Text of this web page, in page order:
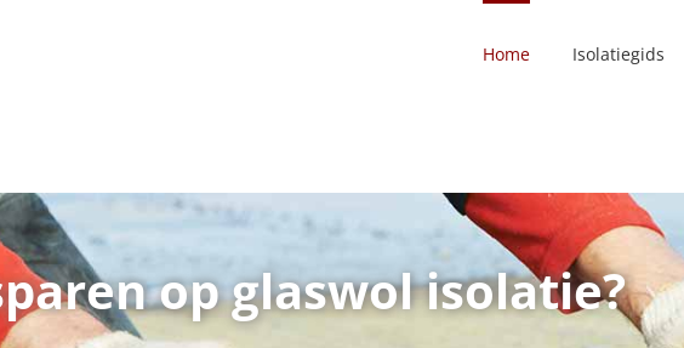
Home Isolatiegids
op glaswol isolatie?